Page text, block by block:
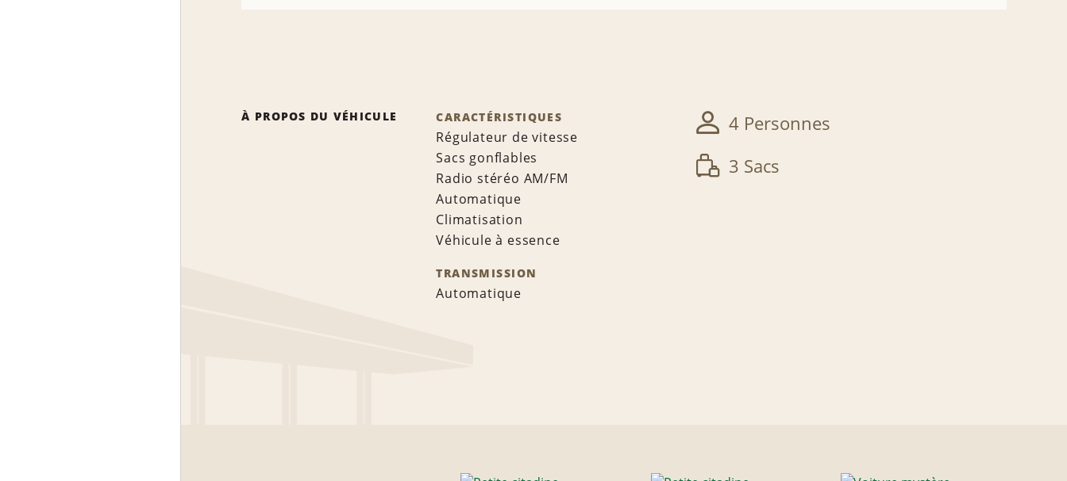
À PROPOS DU VÉHICULE CARACTÉRISTIQUES
Régulateur de vitesse
Sacs gonflables
Radio stéréo AM/FM
Automatique
Climatisation
Véhicule à essence
TRANSMISSION
Automatique
4 Personnes
3 Sacs